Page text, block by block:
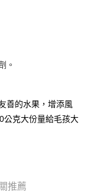
。
善的水果，增添風
公克大份量給毛孩大
推薦